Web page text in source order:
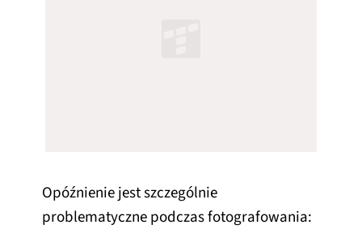
Opóźnienie jest szczególnie
problematyczne podczas fotografowania: